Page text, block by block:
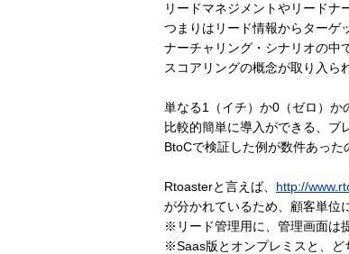
リードマネジメントやリードナ
つまりはリード情報からターゲ
ナーチャリング・シナリオの中
スコアリングの概念が取り入ら
単なる1（イチ）か0（ゼロ）か
比較的簡単に導入ができる、ブ
BtoCで検証した例が数件あった
Rtoasterと言えば、 http://
が分かれているため、顧客単位
※リード管理用に、管理画面は
※Saas版とオンプレミスと、ど